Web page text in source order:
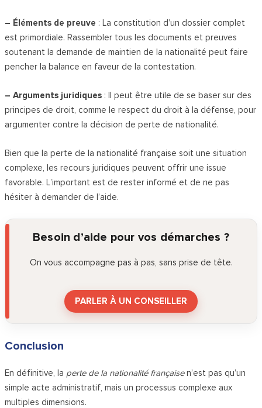
– Éléments de preuve : La constitution d’un dossier complet
est primordiale. Rassembler tous les documents et preuves
soutenant la demande de maintien de la nationalité peut faire
pencher la balance en faveur de la contestation.
– Arguments juridiques : Il peut être utile de se baser sur des
principes de droit, comme le respect du droit à la défense, pour
argumenter contre la décision de perte de nationalité.
Bien que la perte de la nationalité française soit une situation
complexe, les recours juridiques peuvent offrir une issue
favorable. L’important est de rester informé et de ne pas
hésiter à demander de l’aide.
Besoin d’aide pour vos démarches ?
On vous accompagne pas à pas, sans prise de tête.
PARLER À UN CONSEILLER
Conclusion
En définitive, la perte de la nationalité françaisen’est pas qu’un
simple acte administratif, mais un processus complexe aux
multiples dimensions.